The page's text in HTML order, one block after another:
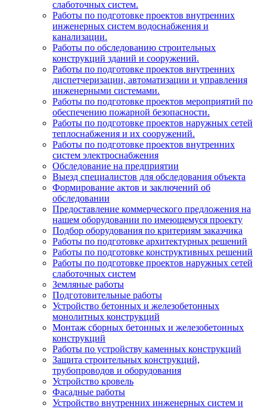
слаботочных систем.
Работы по подготовке проектов внутренних
инженерных систем водоснабжения и
канализации.
Работы по обследованию строительных
конструкций зданий и сооружений.
Работы по подготовке проектов внутренних
диспетчеризации, автоматизации и управления
инженерными системами.
Работы по подготовке проектов мероприятий по
обеспечению пожарной безопасности.
Работы по подготовке проектов наружных сетей
теплоснабжения и их сооружений.
Работы по подготовке проектов внутренних
систем электроснабжения
Обследование на предприятии
Выезд специалистов для обследования объекта
Формирование актов и заключений об
обследовании
Предоставление коммерческого предложения на
нашем оборудовании по имеющемуся проекту
Подбор оборудования по критериям заказчика
Работы по подготовке архитектурных решений
Работы по подготовке конструктивных решений
Работы по подготовке проектов наружных сетей
слаботочных систем
Земляные работы
Подготовительные работы
Устройство бетонных и железобетонных
монолитных конструкций
Монтаж сборных бетонных и железобетонных
конструкций
Работы по устройству каменных конструкций
Защита строительных конструкций,
трубопроводов и оборудования
Устройство кровель
Фасадные работы
Устройство внутренних инженерных систем и